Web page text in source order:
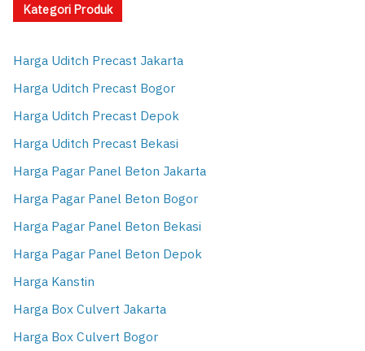
Kategori Produk
Harga Uditch Precast Jakarta
Harga Uditch Precast Bogor
Harga Uditch Precast Depok
Harga Uditch Precast Bekasi
Harga Pagar Panel Beton Jakarta
Harga Pagar Panel Beton Bogor
Harga Pagar Panel Beton Bekasi
Harga Pagar Panel Beton Depok
Harga Kanstin
Harga Box Culvert Jakarta
Harga Box Culvert Bogor